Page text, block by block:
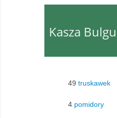
Kasza
49 truskawek
4 pomidory